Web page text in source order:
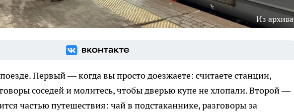
Из архива
Первый — когда вы просто доезжаете: считаете станции,
соседей и молитесь, чтобы дверью купе не хлопали. Второй —
частью путешествия: чай в подстаканнике, разговоры за